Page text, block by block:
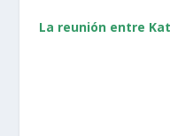
La reunión entre